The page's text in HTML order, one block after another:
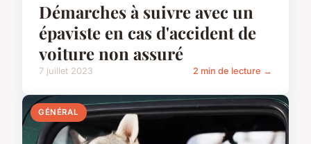
Démarches à suivre avec un
épaviste en cas d'accident de
voiture non assuré
7 juillet 2023 2 min de lecture →
GÉNÉRAL